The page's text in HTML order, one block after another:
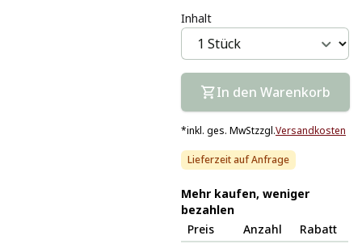
Inhalt
In den Warenkorb
*inkl. ges. MwStzzgl.Versandkosten
Lieferzeit auf Anfrage
Mehr kaufen, weniger
bezahlen
Preis
Anzahl
Rabatt